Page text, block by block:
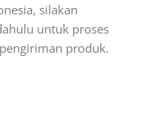
silakan
untuk proses
produk.